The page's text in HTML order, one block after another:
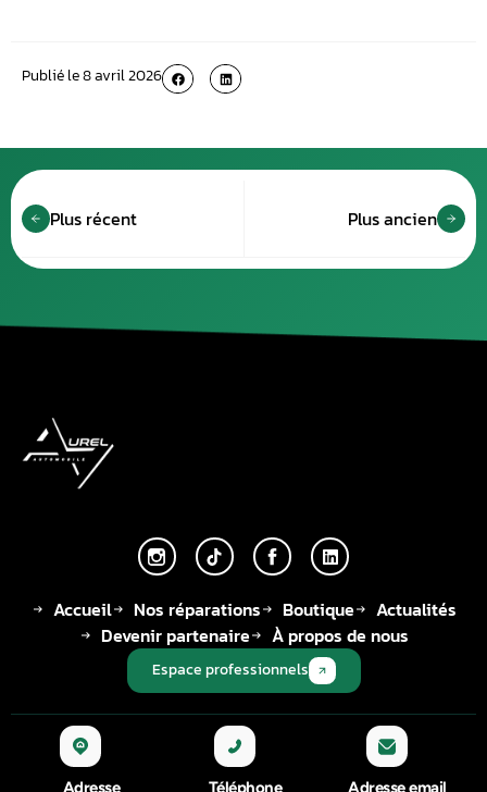
Publié le8 avril 2026
Plus récent Plus ancien
Accueil Nos réparations Boutique
Actualités
Devenir partenaire
À propos de nous
Espace professionnels
Adresse Téléphone Adresse email